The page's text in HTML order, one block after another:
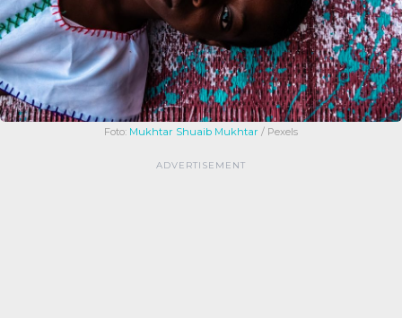
Foto: Mukhtar Shuaib Mukhtar / Pexels